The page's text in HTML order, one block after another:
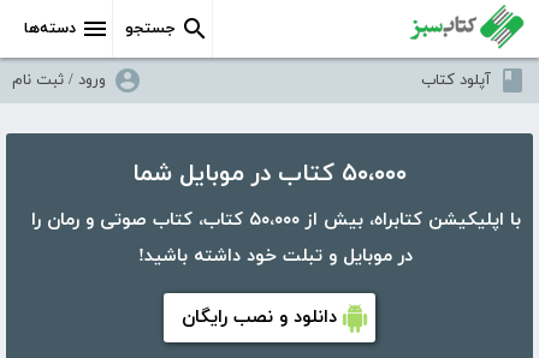
دسته‌ها جستجو
آپلود کتاب ورود / ثبت نام
۵۰،۰۰۰ کتاب در موبایل شما
با اپلیکیشن کتابراه، بیش از ۵۰،۰۰۰ کتاب، کتاب صوتی و رمان را
در موبایل و تبلت خود داشته باشید!
دانلود و نصب رایگان